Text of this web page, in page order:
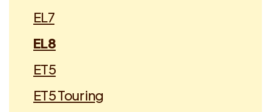
EL7
EL8
ET5
ET5 Touring